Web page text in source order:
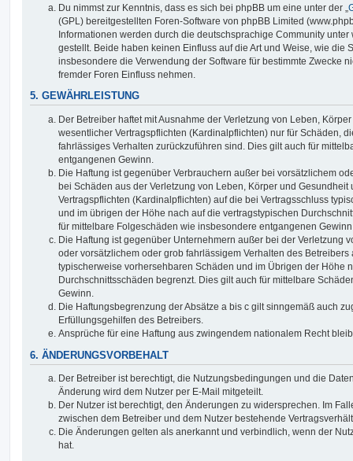
Du nimmst zur Kenntnis, dass es sich bei phpBB um eine unter der „
(GPL) bereitgestellten Foren-Software von phpBB Limited
Informationen werden durch die deutschsprachige Community unter
gestellt. Beide haben keinen Einfluss auf die Art und Weise, wie die
insbesondere die Verwendung der Software für bestimmte Zwecke
fremder Foren Einfluss nehmen.
5. GEWÄHRLEISTUNG
Der Betreiber haftet mit Ausnahme der Verletzung von Leben,
wesentlicher Vertragspflichten (Kardinalpflichten) nur für Schäden,
fahrlässiges Verhalten zurückzuführen sind. Dies gilt auch für
entgangenen Gewinn.
Die Haftung ist gegenüber Verbrauchern außer bei vorsätzlichem
bei Schäden aus der Verletzung von Leben, Körper und
Vertragspflichten (Kardinalpflichten) auf die bei Vertragsschluss
und im übrigen der Höhe nach auf die vertragstypischen
für mittelbare Folgeschäden wie insbesondere entgangenen
Die Haftung ist gegenüber Unternehmern außer bei der Verletzung
oder vorsätzlichem oder grob fahrlässigem Verhalten des Betreibers
typischerweise vorhersehbaren Schäden und im Übrigen der Höhe
Durchschnittsschäden begrenzt. Dies gilt auch für mittelbare
Gewinn.
Die Haftungsbegrenzung der Absätze a bis c gilt sinngemäß auch
Erfüllungsgehilfen des Betreibers.
Ansprüche für eine Haftung aus zwingendem nationalem Recht
6. ÄNDERUNGSVORBEHALT
Der Betreiber ist berechtigt, die Nutzungsbedingungen und die
Änderung wird dem Nutzer per E-Mail mitgeteilt.
Der Nutzer ist berechtigt, den Änderungen zu widersprechen. Im
zwischen dem Betreiber und dem Nutzer bestehende
Die Änderungen gelten als anerkannt und verbindlich, wenn der
hat.